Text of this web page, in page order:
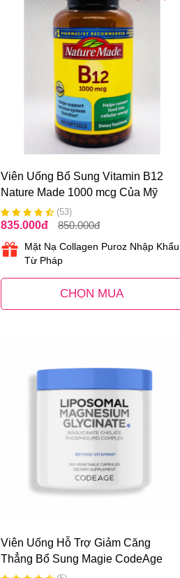
Viên Uống Bổ Sung Vitamin B12
Nature Made 1000 mcg Của Mỹ
(53)
835.000đ 850.000đ
Mặt Nạ Collagen Puroz Nhập Khẩu
Từ Pháp
CHỌN MUA
Viên Uống Hỗ Trợ Giảm Căng
Thẳng Bổ Sung Magie CodeAge
Liposomal Magnesium Glycinate